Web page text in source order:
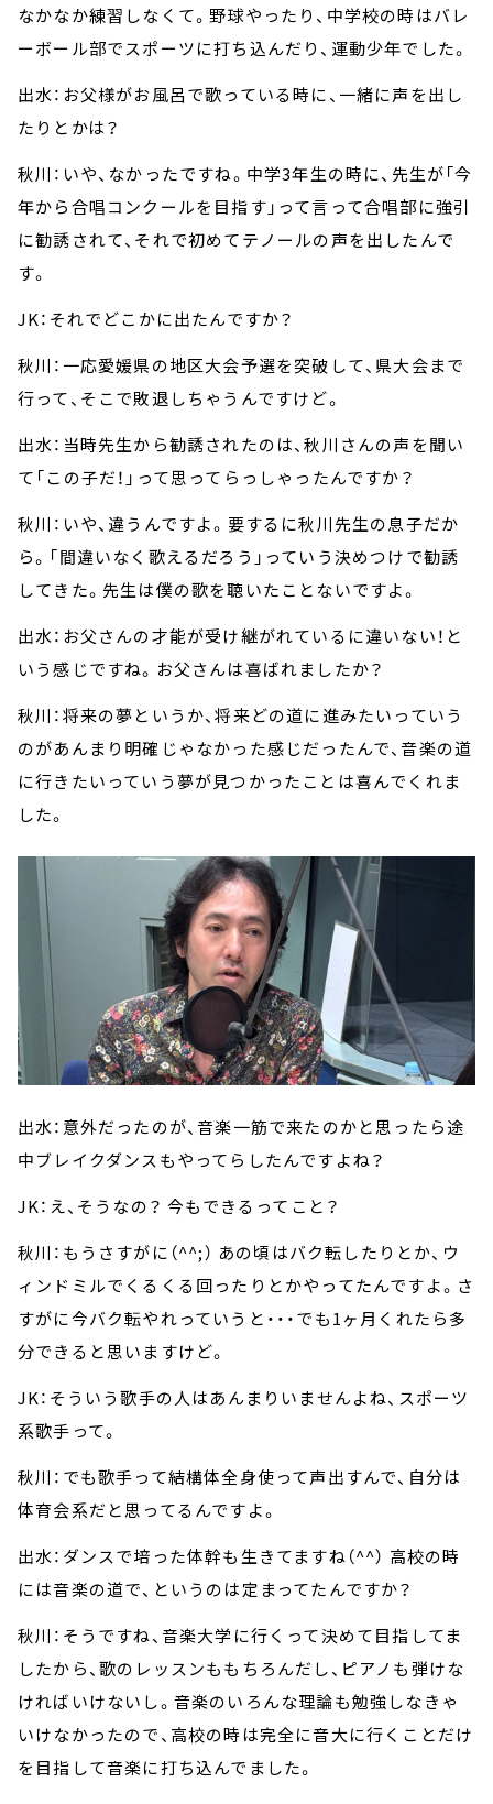
なかなか練習しなくて。野球やったり、中学校の時はバレ
ーボール部でスポーツに打ち込んだり、運動少年でした。
出水：お父様がお風呂で歌っている時に、一緒に声を出し
たりとかは？
秋川：いや、なかったですね。中学3年生の時に、先生が「今
年から合唱コンクールを目指す」って言って合唱部に強引
に勧誘されて、それで初めてテノールの声を出したんで
す。
JK：それでどこかに出たんですか？
秋川：一応愛媛県の地区大会予選を突破して、県大会まで
行って、そこで敗退しちゃうんですけど。
出水：当時先生から勧誘されたのは、秋川さんの声を聞い
て「この子だ！」って思ってらっしゃったんですか？
秋川：いや、違うんですよ。要するに秋川先生の息子だか
ら。「間違いなく歌えるだろう」っていう決めつけで勧誘
してきた。先生は僕の歌を聴いたことないですよ。
出水：お父さんの才能が受け継がれているに違いない！と
いう感じですね。お父さんは喜ばれましたか？
秋川：将来の夢というか、将来どの道に進みたいっていう
のがあんまり明確じゃなかった感じだったんで、音楽の道
に行きたいっていう夢が見つかったことは喜んでくれま
した。
出水：意外だったのが、音楽一筋で来たのかと思ったら途
中ブレイクダンスもやってらしたんですよね？
JK：え、そうなの？ 今もできるってこと？
秋川：もうさすがに（^^;） あの頃はバク転したりとか、ウ
ィンドミルでくるくる回ったりとかやってたんですよ。さ
すがに今バク転やれっていうと・・・でも1ヶ月くれたら多
分できると思いますけど。
JK：そういう歌手の人はあんまりいませんよね、スポーツ
系歌手って。
秋川：でも歌手って結構体全身使って声出すんで、自分は
体育会系だと思ってるんですよ。
出水：ダンスで培った体幹も生きてますね（^^） 高校の時
には音楽の道で、というのは定まってたんですか？
秋川：そうですね、音楽大学に行くって決めて目指してま
したから、歌のレッスンももちろんだし、ピアノも弾けな
ければいけないし。音楽のいろんな理論も勉強しなきゃ
いけなかったので、高校の時は完全に音大に行くことだけ
を目指して音楽に打ち込んでました。